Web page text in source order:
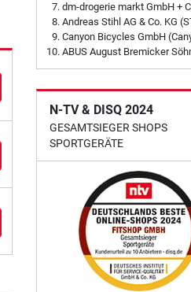
dm-drogerie markt GmbH +
Andreas Stihl AG & Co. KG
Canyon Bicycles GmbH
ABUS August Bremicker
N-TV & DISQ 2024
GESAMTSIEGER SHOPS
SPORTGERÄTE